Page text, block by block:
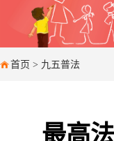
首页 > 九五普法
最高